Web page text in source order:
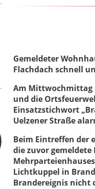
Gemeldeter
Flachdach schnell
Am Mittwochmittag
und die
Einsatzstichwort
Uelzener Straße
Beim Eintreffen der
die zuvor
Lichtkuppel in
Brandereignis nicht